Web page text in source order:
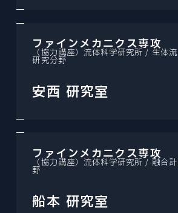
ファインメカニクス専攻
（協力講座）流体科学研究所 / 生体
研究分野
安西 研究室
ファインメカニクス専攻
（協力講座）流体科学研究所 / 融合
野
船本 研究室